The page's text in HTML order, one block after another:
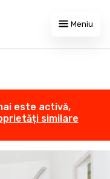
Meniu
este activă,
similare